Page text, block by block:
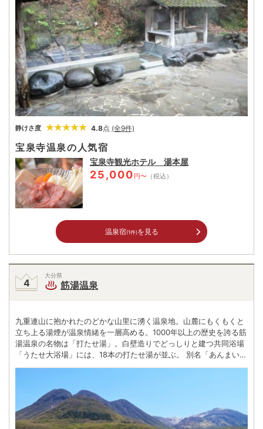
静けさ度 4.8点 (全9件)
宝泉寺温泉の人気宿
宝泉寺観光ホテル 湯本屋
25,000 円〜 （税込）
温泉宿(1件)を見る
大分県
筋湯温泉
九重連山に抱かれたのどかな山里に湧く温泉地。山麓にもくもくと
立ち上る湯煙が温泉情緒を一層高める。1000年以上の歴史を誇る筋
湯温泉の名物は「打たせ湯」。白壁造りでどっしりと建つ共同浴場
「うたせ大浴場」には、18本の打たせ湯が並ぶ。 別名「あんまいら
ずの湯」。4軒ある共同浴場のうち、露天風呂の「岩ん湯」にも滝
造りの「薬師湯」と個性あふれる共同浴場が揃い、かつては湯治場
として発展。 四季折々の表情を見せる飯田高原も近く、夏は避暑地
として賑わう。壮大な大自然とのどかな温泉情緒の中、打たせ湯に
打たれて日頃の疲れを癒したい。